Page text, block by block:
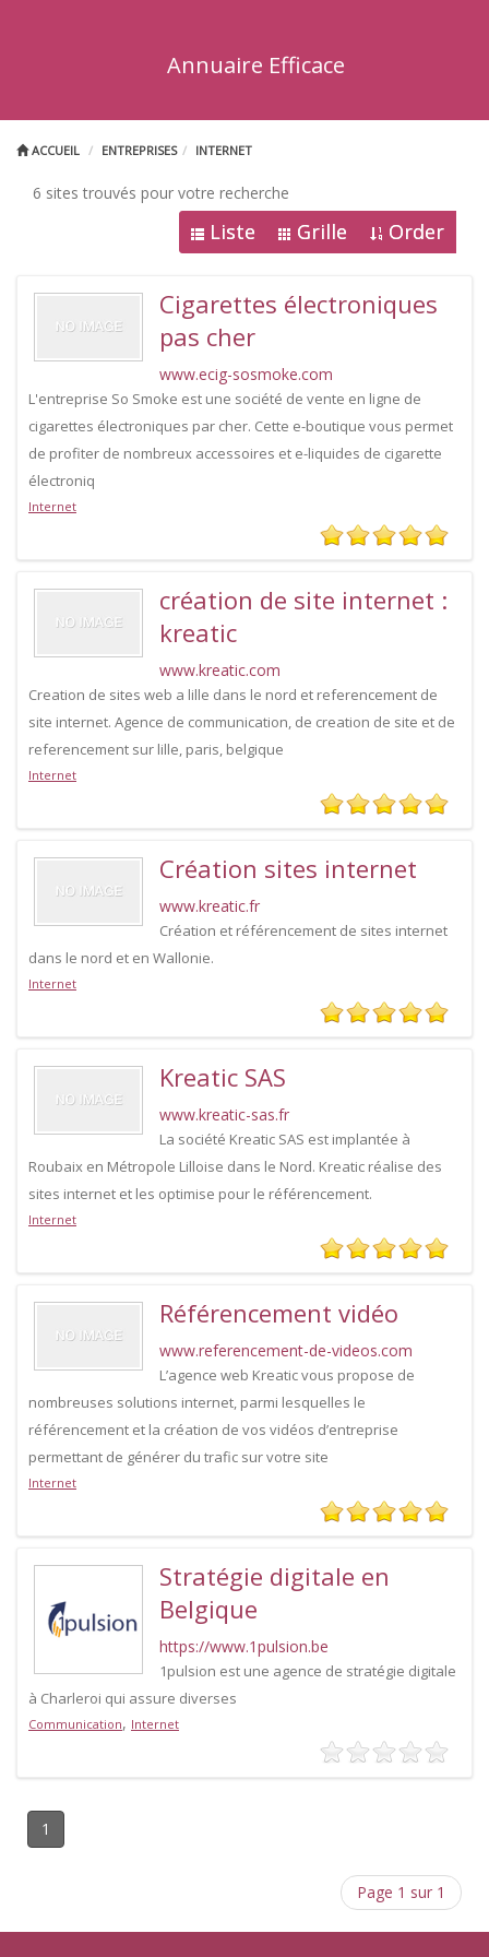
Annuaire Efficace
ACCUEIL ENTREPRISES INTERNET
6 sites trouvés pour votre recherche
Liste Grille Order
Cigarettes électroniques
pas cher
www.ecig-sosmoke.com
L'entreprise So Smoke est une société de vente en ligne de
cigarettes électroniques par cher. Cette e-boutique vous permet
de profiter de nombreux accessoires et e-liquides de cigarette
électroniq
Internet
création de site internet :
kreatic
www.kreatic.com
Creation de sites web a lille dans le nord et referencement de
site internet. Agence de communication, de creation de site et de
referencement sur lille, paris, belgique
Internet
Création sites internet
www.kreatic.fr
Création et référencement de sites internet
dans le nord et en Wallonie.
Internet
Kreatic SAS
www.kreatic-sas.fr
La société Kreatic SAS est implantée à
Roubaix en Métropole Lilloise dans le Nord. Kreatic réalise des
sites internet et les optimise pour le référencement.
Internet
Référencement vidéo
www.referencement-de-videos.com
L’agence web Kreatic vous propose de
nombreuses solutions internet, parmi lesquelles le
référencement et la création de vos vidéos d’entreprise
permettant de générer du trafic sur votre site
Internet
Stratégie digitale en
Belgique
https://www.1pulsion.be
1pulsion est une agence de stratégie digitale
à Charleroi qui assure diverses
Communication, Internet
1
Page 1 sur 1